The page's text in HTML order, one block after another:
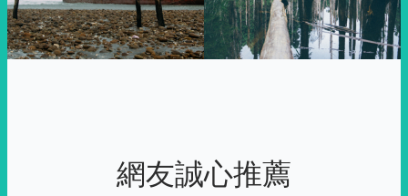
網友誠心推薦